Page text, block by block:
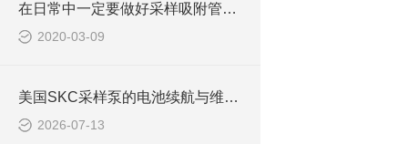
在日常中一定要做好采样吸附管的维护保养工作
2020-03-09
美国SKC采样泵的电池续航与维护指南
2026-07-13